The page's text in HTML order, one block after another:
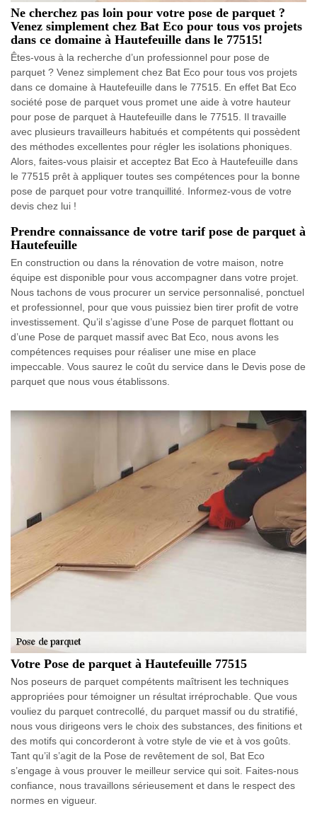
Ne cherchez pas loin pour votre pose de parquet ?
Venez simplement chez Bat Eco pour tous vos projets
dans ce domaine à Hautefeuille dans le 77515!
Êtes-vous à la recherche d’un professionnel pour pose de
parquet ? Venez simplement chez Bat Eco pour tous vos projets
dans ce domaine à Hautefeuille dans le 77515. En effet Bat Eco
société pose de parquet vous promet une aide à votre hauteur
pour pose de parquet à Hautefeuille dans le 77515. Il travaille
avec plusieurs travailleurs habitués et compétents qui possèdent
des méthodes excellentes pour régler les isolations phoniques.
Alors, faites-vous plaisir et acceptez Bat Eco à Hautefeuille dans
le 77515 prêt à appliquer toutes ses compétences pour la bonne
pose de parquet pour votre tranquillité. Informez-vous de votre
devis chez lui !
Prendre connaissance de votre tarif pose de parquet à
Hautefeuille
En construction ou dans la rénovation de votre maison, notre
équipe est disponible pour vous accompagner dans votre projet.
Nous tachons de vous procurer un service personnalisé, ponctuel
et professionnel, pour que vous puissiez bien tirer profit de votre
investissement. Qu’il s’agisse d’une Pose de parquet flottant ou
d’une Pose de parquet massif avec Bat Eco, nous avons les
compétences requises pour réaliser une mise en place
impeccable. Vous saurez le coût du service dans le Devis pose de
parquet que nous vous établissons.
Votre Pose de parquet à Hautefeuille 77515
Nos poseurs de parquet compétents maîtrisent les techniques
appropriées pour témoigner un résultat irréprochable. Que vous
vouliez du parquet contrecollé, du parquet massif ou du stratifié,
nous vous dirigeons vers le choix des substances, des finitions et
des motifs qui concorderont à votre style de vie et à vos goûts.
Tant qu’il s’agit de la Pose de revêtement de sol, Bat Eco
s’engage à vous prouver le meilleur service qui soit. Faites-nous
confiance, nous travaillons sérieusement et dans le respect des
normes en vigueur.